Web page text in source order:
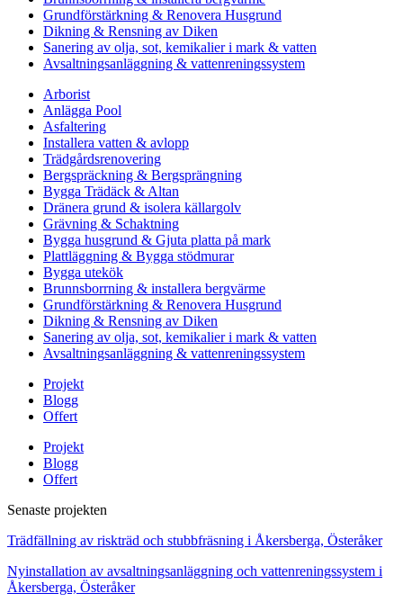
Grundförstärkning & Renovera Husgrund
Dikning & Rensning av Diken
Sanering av olja, sot, kemikalier i mark & vatten
Avsaltningsanläggning & vattenreningssystem
Arborist
Anlägga Pool
Asfaltering
Installera vatten & avlopp
Trädgårdsrenovering
Bergspräckning & Bergsprängning
Bygga Trädäck & Altan
Dränera grund & isolera källargolv
Grävning & Schaktning
Bygga husgrund & Gjuta platta på mark
Plattläggning & Bygga stödmurar
Bygga utekök
Brunnsborrning & installera bergvärme
Grundförstärkning & Renovera Husgrund
Dikning & Rensning av Diken
Sanering av olja, sot, kemikalier i mark & vatten
Avsaltningsanläggning & vattenreningssystem
Projekt
Blogg
Offert
Projekt
Blogg
Offert
Senaste projekten
Trädfällning av riskträd och stubbfräsning i Åkersberga, Österåker
Nyinstallation av avsaltningsanläggning och vattenreningssystem i
Åkersberga, Österåker